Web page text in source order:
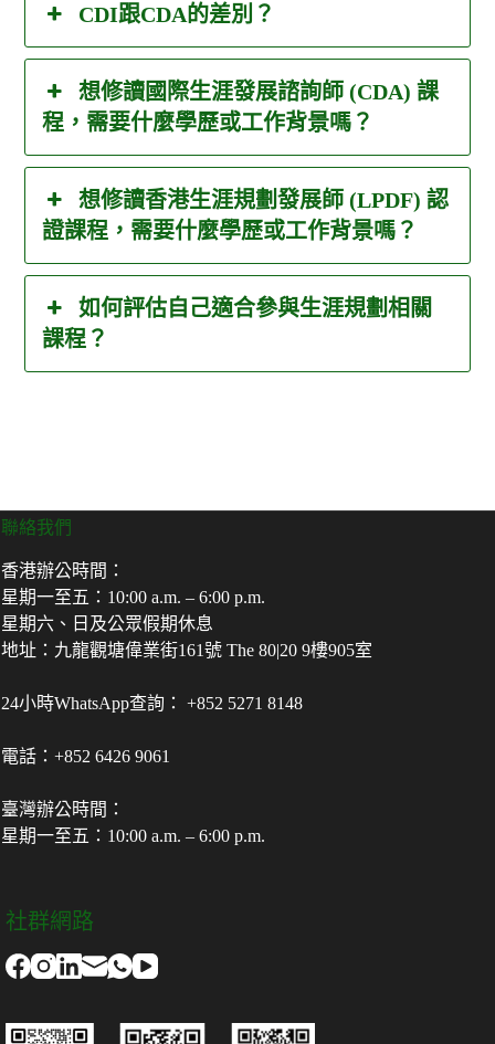
CDI跟CDA的差別？
想修讀國際生涯發展諮詢師 (CDA) 課
程，需要什麼學歷或工作背景嗎？
想修讀香港生涯規劃發展師 (LPDF) 認
證課程，需要什麼學歷或工作背景嗎？
如何評估自己適合參與生涯規劃相關
課程？
聯絡我們
香港辦公時間：
星期一至五：10:00 a.m. – 6:00 p.m.
星期六、日及公眾假期休息
地址：九龍觀塘偉業街161號 The 80|20 9樓905室
24小時WhatsApp查詢： +852 5271 8148
電話：+852 6426 9061
臺灣辦公時間：
星期一至五：10:00 a.m. – 6:00 p.m.
社群網路